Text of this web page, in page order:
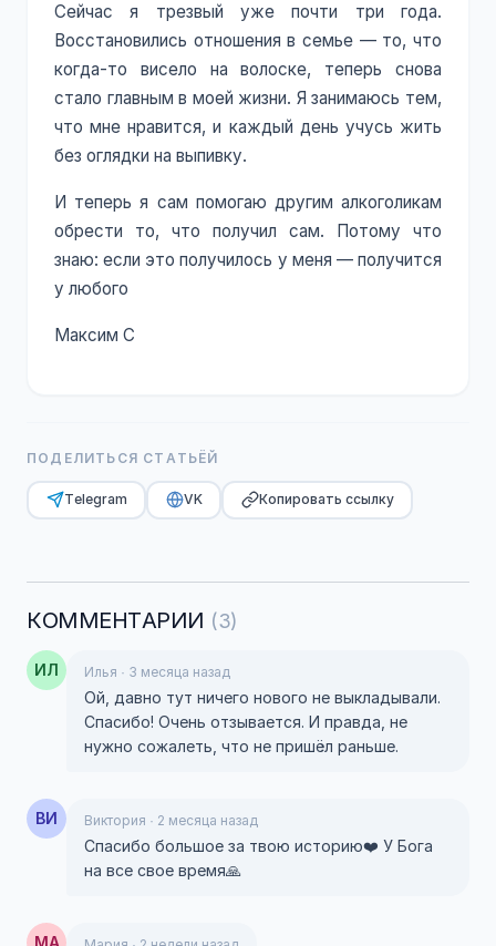
Сейчас я трезвый уже почти три года.
Восстановились отношения в семье — то, что
когда-то висело на волоске, теперь снова
стало главным в моей жизни. Я занимаюсь тем,
что мне нравится, и каждый день учусь жить
без оглядки на выпивку.
И теперь я сам помогаю другим алкоголикам
обрести то, что получил сам. Потому что
знаю: если это получилось у меня — получится
у любого
Максим С
ПОДЕЛИТЬСЯ СТАТЬЁЙ
Telegram VK Копировать ссылку
КОММЕНТАРИИ (3)
ИЛ Илья · 3 месяца назад
Ой, давно тут ничего нового не выкладывали.
Спасибо! Очень отзывается. И правда, не
нужно сожалеть, что не пришёл раньше.
ВИ Виктория · 2 месяца назад
Спасибо большое за твою историю❤️ У Бога
на все свое время🙏